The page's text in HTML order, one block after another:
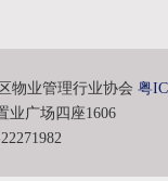
物业管理行业协会 粤
业广场四座1606